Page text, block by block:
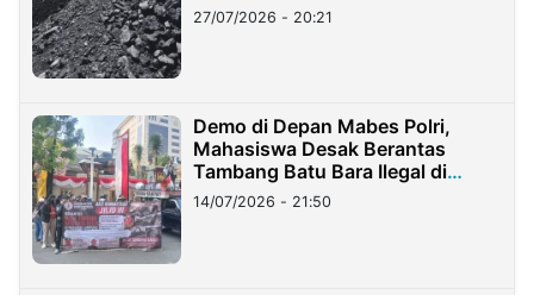
Stockpile
27/07/2026 - 20:21
Demo di Depan Mabes Polri,
Mahasiswa Desak Berantas
Tambang Batu Bara Ilegal di
Lampung
14/07/2026 - 21:50